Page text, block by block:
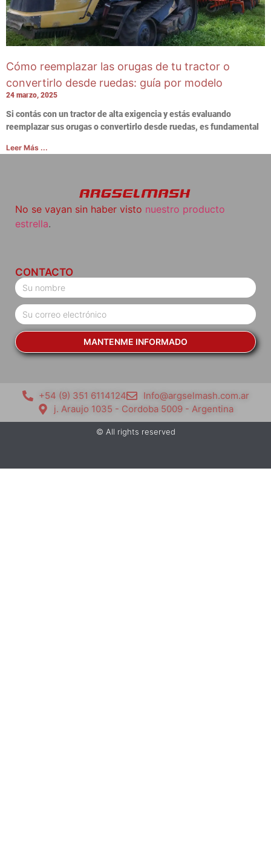
Cómo reemplazar las orugas de tu tractor o
convertirlo desde ruedas: guía por modelo
24 marzo, 2025
Si contás con un tractor de alta exigencia y estás evaluando
reemplazar sus orugas o convertirlo desde ruedas, es fundamental
Leer Más ...
No se vayan sin haber visto nuestro producto
estrella.
CONTACTO
MANTENME INFORMADO
+54 (9) 351 6114124
Info@argselmash.com.ar
j. Araujo 1035 - Cordoba 5009 - Argentina
© All rights reserved